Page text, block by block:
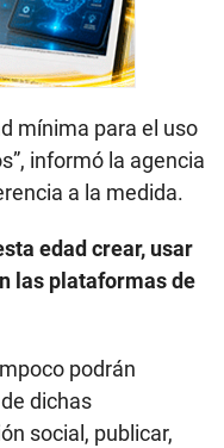
mínima para el uso
informó la agencia
a la medida.
edad crear, usar
las plataformas de
podrán
dichas
social, publicar,